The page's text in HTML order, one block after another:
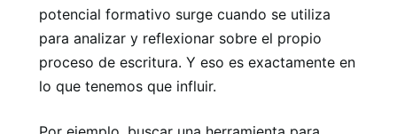
potencial formativo surge cuando se utiliza
para analizar y reflexionar sobre el propio
proceso de escritura. Y eso es exactamente en
lo que tenemos que influir.